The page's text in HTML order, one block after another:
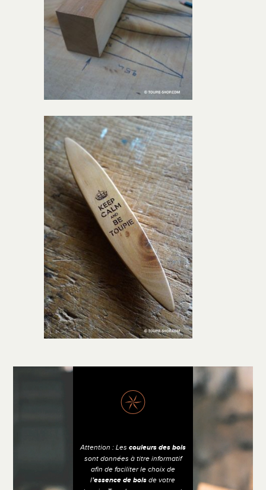
Attention : Les couleurs des bois
sont données à titre informatif
afin de faciliter le choix de
l’essence de bois de votre